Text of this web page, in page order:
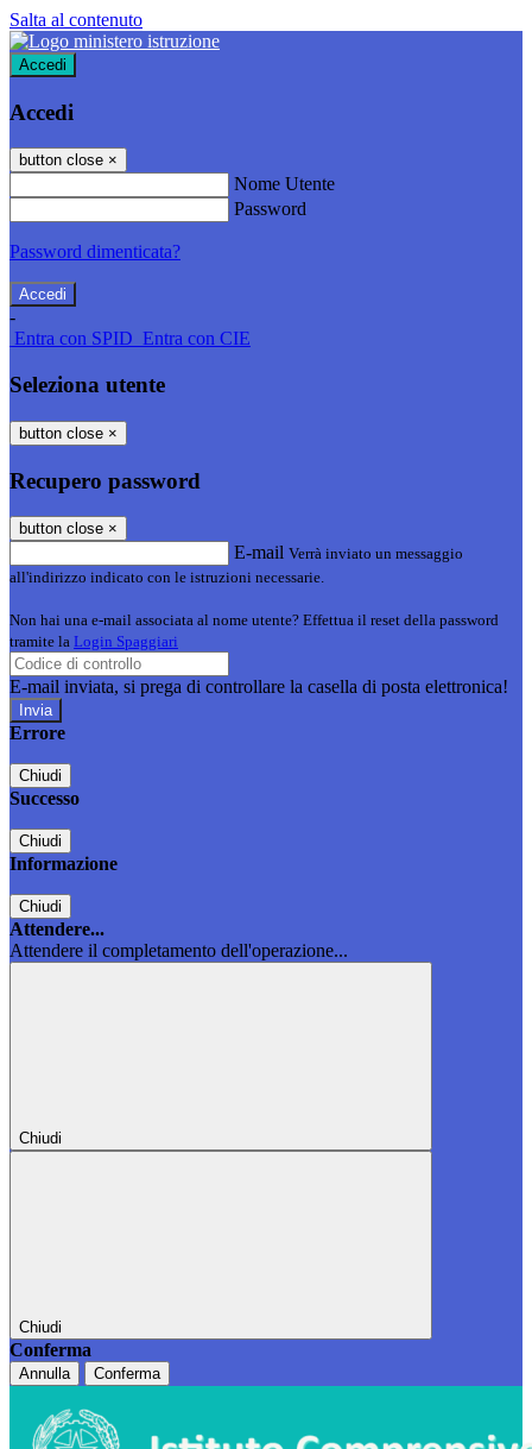
Salta al contenuto
Accedi
Accedi
button close ×
Nome Utente
Password
Password dimenticata?
-
Entra con SPID Entra con CIE
Seleziona utente
button close ×
Recupero password
button close ×
E-mail Verrà inviato un messaggio
all'indirizzo indicato con le istruzioni necessarie.
Non hai una e-mail associata al nome utente? Effettua il reset della password
tramite la Login Spaggiari
E-mail inviata, si prega di controllare la casella di posta elettronica!
Errore
Chiudi
Successo
Chiudi
Informazione
Chiudi
Attendere...
Attendere il completamento dell'operazione...
Chiudi
Chiudi
Conferma
Annulla Conferma